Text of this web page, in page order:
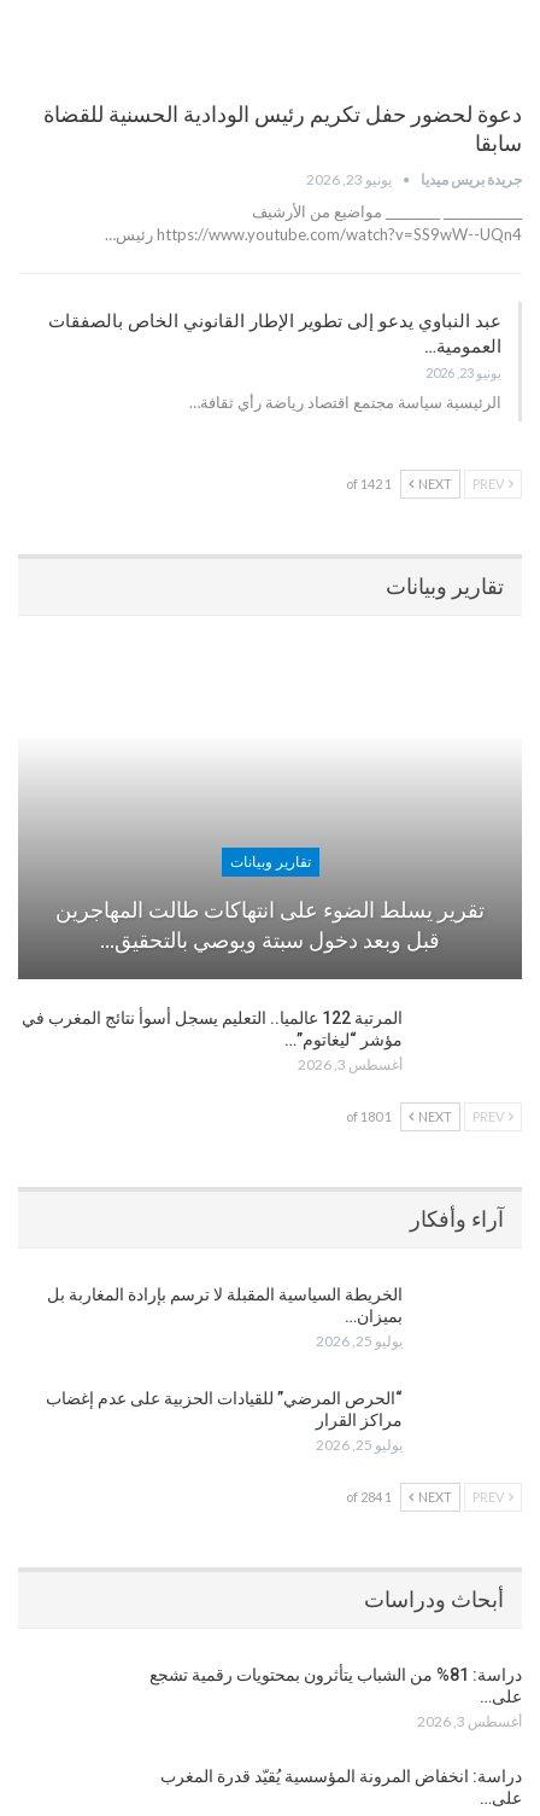
دعوة لحضور حفل تكريم رئيس الودادية الحسنية للقضاة
سابقا
جريدة بريس ميديا يونيو 23, 2026
_____________ _________ مواضيع من الأرشيف
https://www.youtube.com/watch?v=SS9wW--UQn4 رئيس…
عبد النباوي يدعو إلى تطوير الإطار القانوني الخاص بالصفقات
العمومية…
يونيو 23, 2026
الرئيسية سياسة مجتمع اقتصاد رياضة رأي ثقافة…
NEXT
1 of 142
تقارير وبيانات
تقارير وبيانات
تقرير يسلط الضوء على انتهاكات طالت المهاجرين
قبل وبعد دخول سبتة ويوصي بالتحقيق…
المرتبة 122 عالميا.. التعليم يسجل أسوأ نتائج المغرب في
مؤشر “ليغاتوم”…
أغسطس 3, 2026
NEXT
1 of 180
آراء وأفكار
الخريطة السياسية المقبلة لا ترسم بإرادة المغاربة بل
بميزان…
يوليو 25, 2026
“الحرص المرضي” للقيادات الحزبية على عدم إغضاب
مراكز القرار
يوليو 25, 2026
NEXT
1 of 284
أبحاث ودراسات
دراسة: 81% من الشباب يتأثرون بمحتويات رقمية تشجع
على…
أغسطس 3, 2026
دراسة: انخفاض المرونة المؤسسية يُقيّد قدرة المغرب
على…